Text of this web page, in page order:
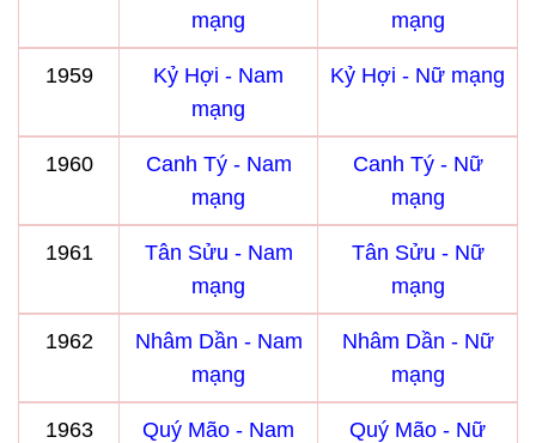
mạng
mạng
1959
Kỷ Hợi - Nam
mạng
Kỷ Hợi - Nữ mạng
1960
Canh Tý - Nam
mạng
Canh Tý - Nữ
mạng
1961
Tân Sửu - Nam
mạng
Tân Sửu - Nữ
mạng
1962
Nhâm Dần - Nam
mạng
Nhâm Dần - Nữ
mạng
1963
Quý Mão - Nam
Quý Mão - Nữ